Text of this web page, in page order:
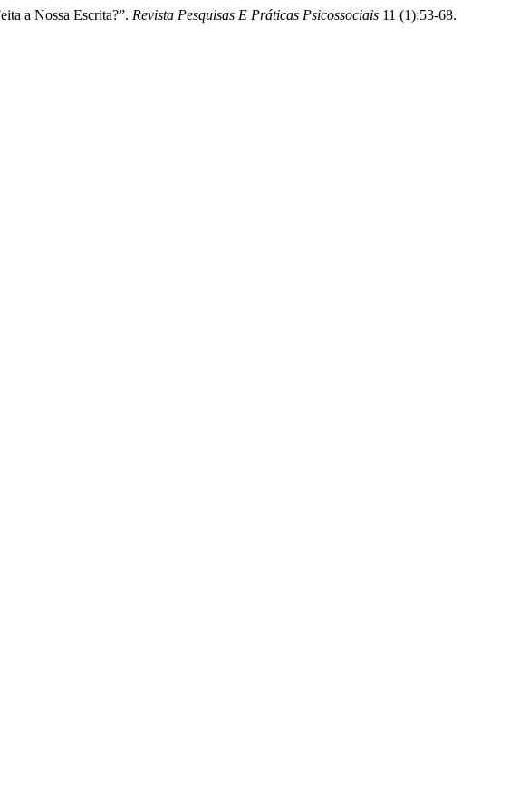
a Nossa Escrita?”. Revista Pesquisas E Práticas Psicossociais 11 (1):53-68.